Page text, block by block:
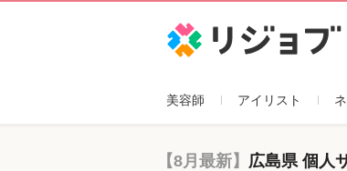
美容師 アイリスト
【8月最新】 広島県 個人